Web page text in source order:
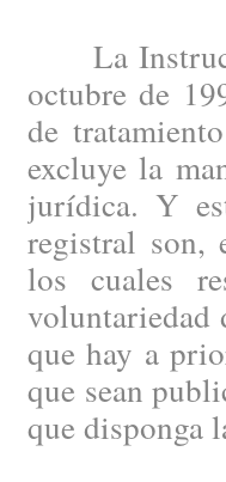
La
octubre de
de
excluye la
jurídica. Y
registral son,
los cuales
voluntariedad
que hay a
que sean
que disponga